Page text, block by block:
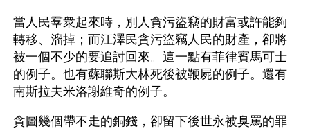
當人民羣衆起來時，別人貪污盜竊的財富或許能夠
轉移、溜掉；而江澤民貪污盜竊人民的財產，卻將
被一個不少的要追討回來。這一點有菲律賓馬可士
的例子。也有蘇聯斯大林死後被鞭屍的例子。還有
南斯拉夫米洛謝維奇的例子。
貪圖幾個帶不走的銅錢，卻留下後世永被臭罵的罪